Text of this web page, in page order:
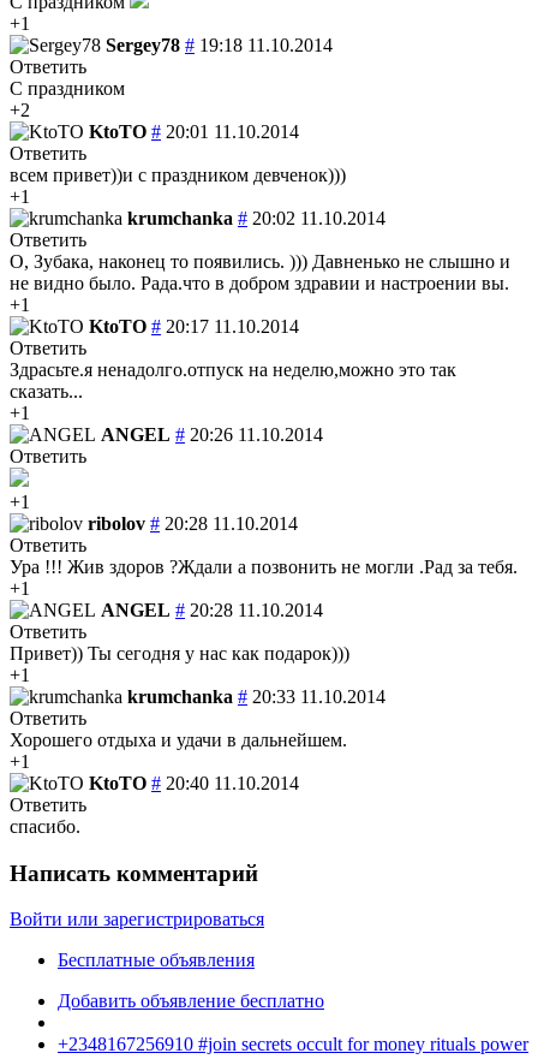
+1
Sergey78 # 19:18 11.10.2014
Ответить
С праздником
+2
KtoTO # 20:01 11.10.2014
Ответить
всем привет))и с праздником девченок)))
+1
krumchanka # 20:02 11.10.2014
Ответить
О, Зубака, наконец то появились. ))) Давненько не слышно и
не видно было. Рада.что в добром здравии и настроении вы.
+1
KtoTO # 20:17 11.10.2014
Ответить
Здрасьте.я ненадолго.отпуск на неделю,можно это так
сказать...
+1
ANGEL # 20:26 11.10.2014
Ответить
+1
ribolov # 20:28 11.10.2014
Ответить
Ура !!! Жив здоров ?Ждали а позвонить не могли .Рад за тебя.
+1
ANGEL # 20:28 11.10.2014
Ответить
Привет)) Ты сегодня у нас как подарок)))
+1
krumchanka # 20:33 11.10.2014
Ответить
Хорошего отдыха и удачи в дальнейшем.
+1
KtoTO # 20:40 11.10.2014
Ответить
спасибо.
Написать комментарий
Войти или зарегистрироваться
Бесплатные объявления
Добавить объявление бесплатно
+2348167256910 #join secrets occult for money rituals power